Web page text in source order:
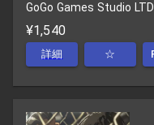
GoGo Games Studio
¥1,540
詳細 ☆